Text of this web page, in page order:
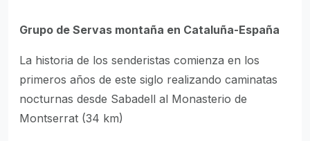
Grupo de Servas montaña en Cataluña-España
La historia de los senderistas comienza en los
primeros años de este siglo realizando caminatas
nocturnas desde Sabadell al Monasterio de
Montserrat (34 km)